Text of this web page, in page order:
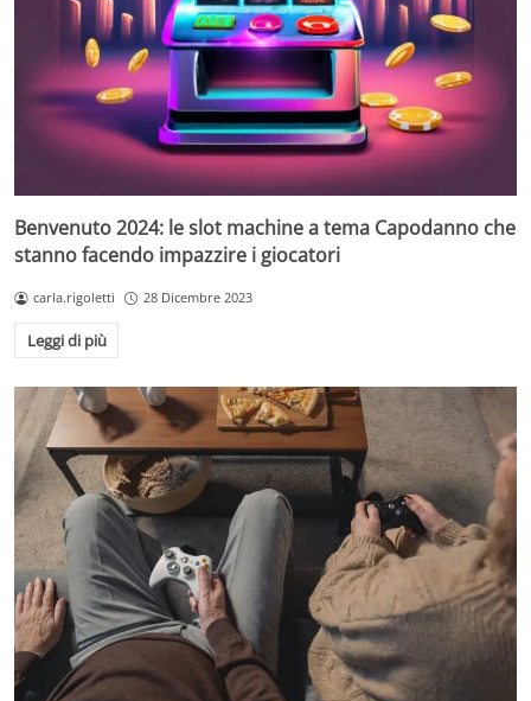
Benvenuto 2024: le slot machine a tema Capodanno che
stanno facendo impazzire i giocatori
carla.rigoletti 28 Dicembre 2023
Leggi di più